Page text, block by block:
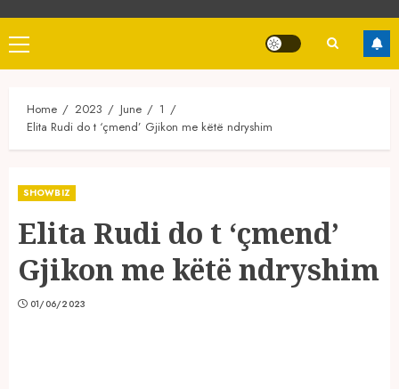
Primary
Menu
Home 2023 June
1
Elita Rudi do t ‘çmend’ Gjikon me këtë ndryshim
SHOWBIZ
Elita Rudi do t ‘çmend’
Gjikon me këtë ndryshim
01/06/2023